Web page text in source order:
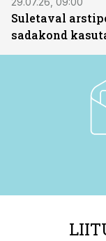
Suletaval
sadakond